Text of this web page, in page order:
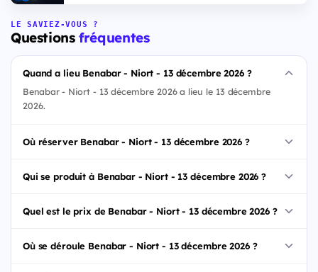
LE SAVIEZ-VOUS ?
Questionsfréquentes
Quand a lieu Benabar - Niort - 13 décembre 2026 ?
Benabar - Niort - 13 décembre 2026 a lieu le 13 décembre
2026.
Où réserver Benabar - Niort - 13 décembre 2026 ?
Qui se produit à Benabar - Niort - 13 décembre 2026 ?
Quel est le prix de Benabar - Niort - 13 décembre 2026 ?
Où se déroule Benabar - Niort - 13 décembre 2026 ?